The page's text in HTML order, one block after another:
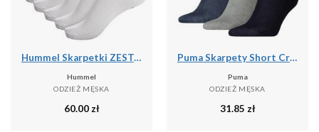
Hummel Skarpetki ZESTAW 6-Pack Z SZEWRONAMI MID CUT
Hummel
ODZIEŻ MĘSKA
60.00 zł
Puma Skarpety Short Crew 3-Pak 90611058
Puma
ODZIEŻ MĘSKA
31.85 zł